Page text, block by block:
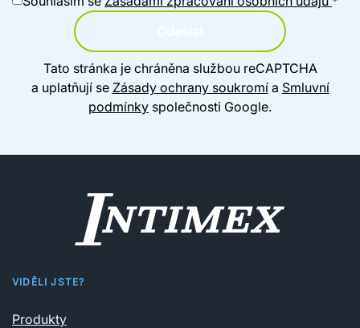
Tato stránka je chráněna službou reCAPTCHA
a uplatňují se Zásady ochrany soukromía Smluvní
podmínky společnosti Google.
VIDĚLI JSTE?
Produkty